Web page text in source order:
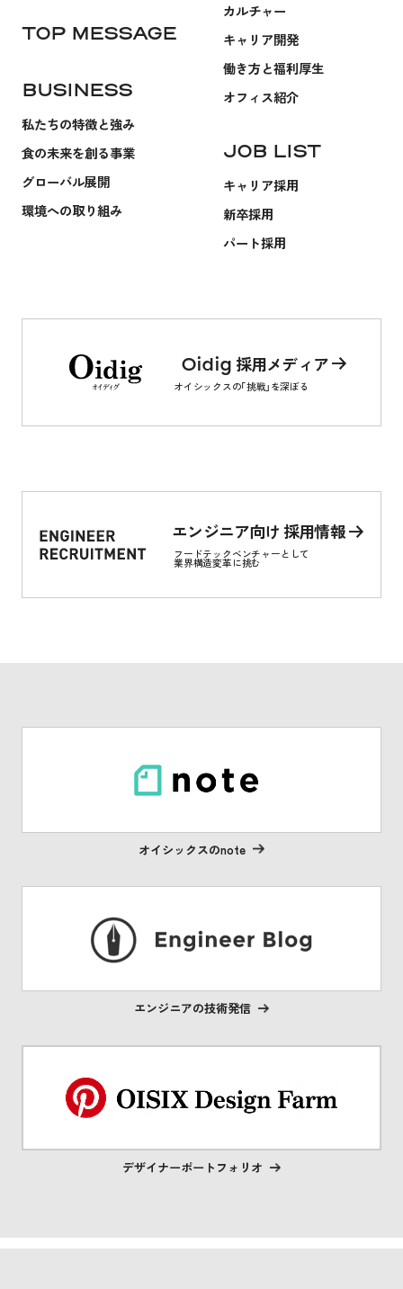
TOP MESSAGE
BUSINESS
私たちの特徴と強み
食の未来を創る事業
グローバル展開
環境への取り組み
カルチャー
キャリア開発
働き方と福利厚生
オフィス紹介
JOB LIST
キャリア採用
新卒採用
パート採用
オイシックスの「挑戦」を深ぼる
Oidig 採用メディア
フードテックベンチャーとして
業界構造変革に挑む
エンジニア向け 採用情報
オイシックスのnote
エンジニアの技術発信
デザイナーポートフォリオ